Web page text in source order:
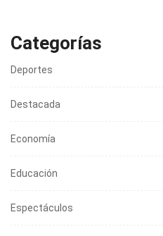
Categorías
Deportes
Destacada
Economía
Educación
Espectáculos